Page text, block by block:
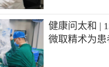
健康问太和 |
微取精术为患